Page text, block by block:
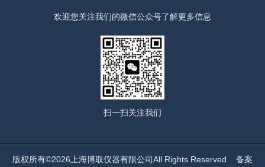
欢迎您关注我们的微信公众号了解更多信息
扫一扫关注我们
版权所有©2026上海博取仪器有限公司All Rights Reserved 备案